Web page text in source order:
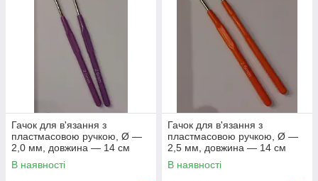
Гачок для в'язання з
пластмасовою ручкою, Ø —
2,0 мм, довжина — 14 см
В наявності
Гачок для в'язання з
пластмасовою ручкою, Ø —
2,5 мм, довжина — 14 см
В наявності